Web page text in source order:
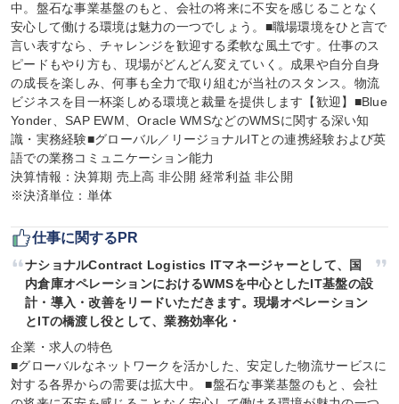
中。盤石な事業基盤のもと、会社の将来に不安を感じることなく
安心して働ける環境は魅力の一つでしょう。■職場環境をひと言で
言い表すなら、チャレンジを歓迎する柔軟な風土です。仕事のス
ピードもやり方も、現場がどんどん変えていく。成果や自分自身
の成長を楽しみ、何事も全力で取り組むが当社のスタンス。物流
ビジネスを目一杯楽しめる環境と裁量を提供します【歓迎】■Blue
Yonder、SAP EWM、Oracle WMSなどのWMSに関する深い知
識・実務経験■グローバル／リージョナルITとの連携経験および英
語での業務コミュニケーション能力
決算情報：決算期 売上高 非公開 経常利益 非公開
※決済単位：単体
仕事に関するPR
ナショナルContract Logistics ITマネージャーとして、国
内倉庫オペレーションにおけるWMSを中心としたIT基盤の設
計・導入・改善をリードいただきます。現場オペレーション
とITの橋渡し役として、業務効率化・
企業・求人の特色
■グローバルなネットワークを活かした、安定した物流サービスに
対する各界からの需要は拡大中。 ■盤石な事業基盤のもと、会社